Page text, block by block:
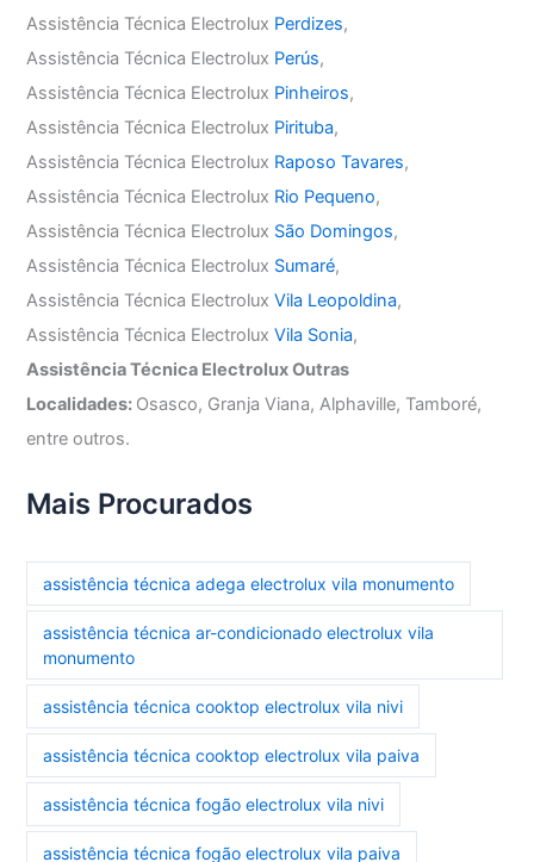
Assistência Técnica Electrolux Perdizes,
Assistência Técnica Electrolux Perús,
Assistência Técnica Electrolux Pinheiros,
Assistência Técnica Electrolux Pirituba,
Assistência Técnica Electrolux Raposo Tavares,
Assistência Técnica Electrolux Rio Pequeno,
Assistência Técnica Electrolux São Domingos,
Assistência Técnica Electrolux Sumaré,
Assistência Técnica ElectroluxVila Leopoldina,
Assistência Técnica ElectroluxVila Sonia,
Assistência Técnica Electrolux Outras
Localidades: Osasco, Granja Viana, Alphaville, Tamboré,
entre outros.
Mais Procurados
assistência técnica adega electrolux vila monumento
assistência técnica ar-condicionado electrolux vila
monumento
assistência técnica cooktop electrolux vila nivi
assistência técnica cooktop electrolux vila paiva
assistência técnica fogão electrolux vila nivi
assistência técnica fogão electrolux vila paiva